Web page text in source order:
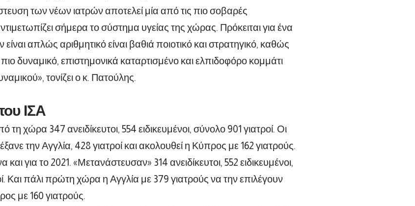
των νέων ιατρών αποτελεί μία από τις πιο σοβαρές
σήμερα το σύστημα υγείας της χώρας. Πρόκειται για ένα
απλώς αριθμητικό είναι βαθιά ποιοτικό και στρατηγικό, καθώς
δυναμικό, επιστημονικά καταρτισμένο και ελπιδοφόρο κομμάτι
τονίζει ο κ. Πατούλης.
ΙΣΑ
χώρα 347 ανειδίκευτοι, 554 ειδικευμένοι, σύνολο 901 γιατροί. Οι
την Αγγλία, 428 γιατροί και ακολουθεί η Κύπρος με 162 γιατρούς.
και για το 2021. «Μετανάστευσαν» 314 ανειδίκευτοι, 552 ειδικευμένοι,
Και πάλι πρώτη χώρα η Αγγλία με 379 γιατρούς να την επιλέγουν
με 160 γιατρούς.